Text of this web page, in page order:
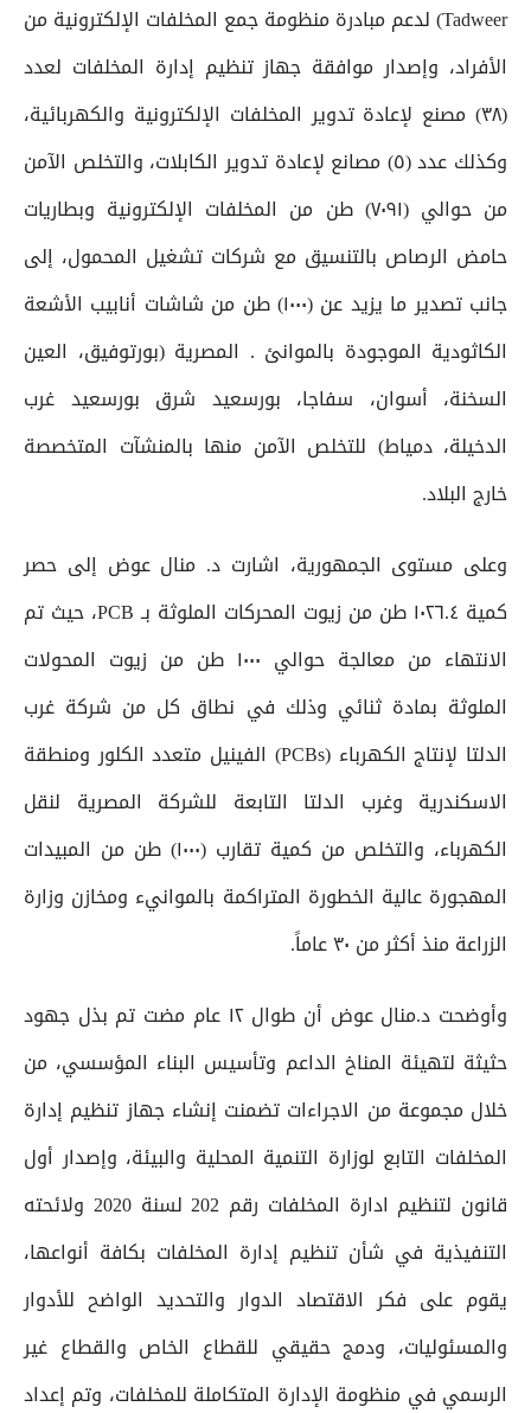
Tadweer) لدعم مبادرة منظومة جمع المخلفات الإلكترونية من
الأفراد، وإصدار موافقة جهاز تنظيم إدارة المخلفات لعدد
(٣٨) مصنع لإعادة تدوير المخلفات الإلكترونية والكهربائية،
وكذلك عدد (٥) مصانع لإعادة تدوير الكابلات، والتخلص الآمن
من حوالي (٧٠٩١) طن من المخلفات الإلكترونية وبطاريات
حامض الرصاص بالتنسيق مع شركات تشغيل المحمول، إلى
جانب تصدير ما يزيد عن (١٠٠٠) طن من شاشات أنابيب الأشعة
الكاثودية الموجودة بالموانئ . المصرية (بورتوفيق، العين
السخنة، أسوان، سفاجا، بورسعيد شرق بورسعيد غرب
الدخيلة، دمياط) للتخلص الآمن منها بالمنشآت المتخصصة
خارج البلاد.
وعلى مستوى الجمهورية، اشارت د. منال عوض إلى حصر
كمية ١٠٢٦.٤ طن من زيوت المحركات الملوثة بـ PCB، حيث تم
الانتهاء من معالجة حوالي ١٠٠٠ طن من زيوت المحولات
الملوثة بمادة ثنائي وذلك في نطاق كل من شركة غرب
الدلتا لإنتاج الكهرباء (PCBs) الفينيل متعدد الكلور ومنطقة
الاسكندرية وغرب الدلتا التابعة للشركة المصرية لنقل
الكهرباء، والتخلص من كمية تقارب (١٠٠٠) طن من المبيدات
المهجورة عالية الخطورة المتراكمة بالموانيء ومخازن وزارة
الزراعة منذ أكثر من ٣٠ عاماً.
وأوضحت د.منال عوض أن طوال ١٢ عام مضت تم بذل جهود
حثيثة لتهيئة المناخ الداعم وتأسيس البناء المؤسسي، من
خلال مجموعة من الاجراءات تضمنت إنشاء جهاز تنظيم إدارة
المخلفات التابع لوزارة التنمية المحلية والبيئة، وإصدار أول
قانون لتنظيم ادارة المخلفات رقم 202 لسنة 2020 ولائحته
التنفيذية في شأن تنظيم إدارة المخلفات بكافة أنواعها،
يقوم على فكر الاقتصاد الدوار والتحديد الواضح للأدوار
والمسئوليات، ودمج حقيقي للقطاع الخاص والقطاع غير
الرسمي في منظومة الإدارة المتكاملة للمخلفات، وتم إعداد